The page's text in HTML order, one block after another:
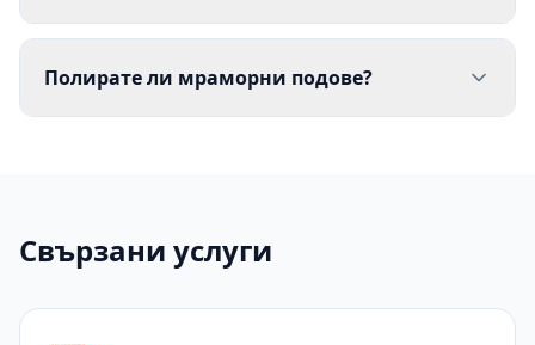
Полирате ли мраморни подове?
Свързани услуги